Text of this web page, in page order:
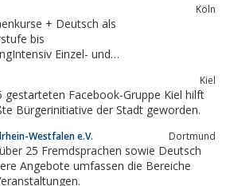
Köln
+ Deutsch als
bis
Einzel- und
für SchülerVermittlung
von Sprachreisen, Unterkünften, Schülerversicherungen
Kiel
gestarteten Facebook-Gruppe Kiel hilft
Bürgerinitiative der Stadt geworden.
Westfalen e.V. Dortmund
25 Fremdsprachen sowie Deutsch
Angebote umfassen die Bereiche